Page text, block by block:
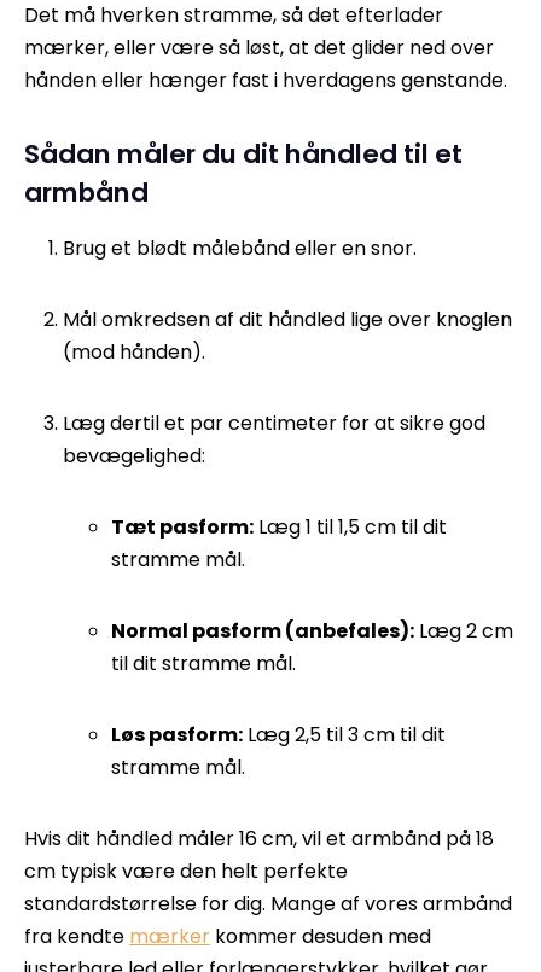
Det må hverken stramme, så det efterlader
mærker, eller være så løst, at det glider ned over
hånden eller hænger fast i hverdagens genstande.
Sådan måler du dit håndled til et
armbånd
Brug et blødt målebånd eller en snor.
Mål omkredsen af dit håndled lige over knoglen
(mod hånden).
Læg dertil et par centimeter for at sikre god
bevægelighed:
Tæt pasform: Læg 1 til 1,5 cm til dit
stramme mål.
Normal pasform (anbefales): Læg 2 cm
til dit stramme mål.
Løs pasform: Læg 2,5 til 3 cm til dit
stramme mål.
Hvis dit håndled måler 16 cm, vil et armbånd på 18
cm typisk være den helt perfekte
standardstørrelse for dig. Mange af vores armbånd
fra kendte mærker kommer desuden med